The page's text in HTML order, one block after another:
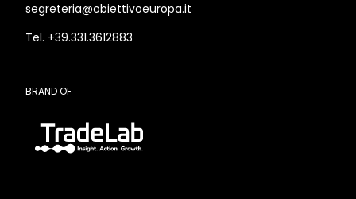
segreteria@obiettivoeuropa.it
Tel. +39.331.3612883
BRAND OF